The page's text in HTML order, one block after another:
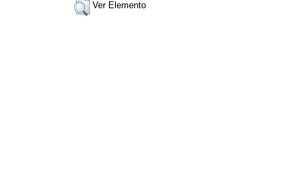
Ver Elemento